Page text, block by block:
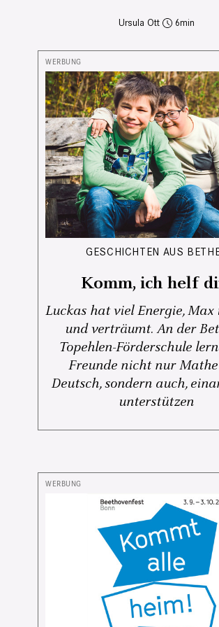
Ursula Ott 6
GESCHICHTEN AUS
Komm, ich helf
Luckas hat viel Energie,
und verträumt. An der
Topehlen-Förderschule
Freunde nicht nur
Deutsch, sondern auch,
unterstützen